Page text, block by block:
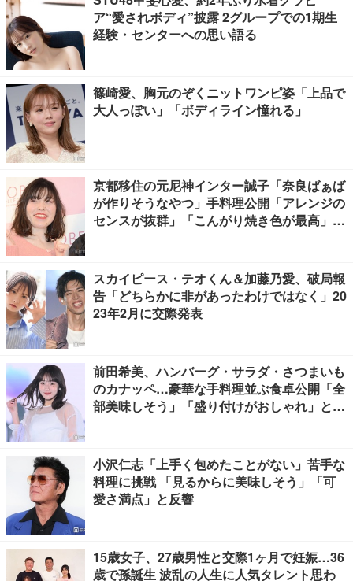
ア“愛されボディ”披露 2グループでの1期生
経験・センターへの思い語る
篠崎愛、胸元のぞくニットワンピ姿「上品で
大人っぽい」「ボディライン憧れる」
京都移住の元尼神インター誠子「奈良ばぁば
が作りそうなやつ」手料理公開「アレンジの
センスが抜群」「こんがり焼き色が最高」と
スカイピース・テオくん＆加藤乃愛、破局報
告「どちらかに非があったわけではなく」20
23年2月に交際発表
前田希美、ハンバーグ・サラダ・さつまいも
のカナッペ…豪華な手料理並ぶ食卓公開「全
部美味しそう」「盛り付けがおしゃれ」と絶
小沢仁志「上手く包めたことがない」苦手な
料理に挑戦 「見るからに美味しそう」「可
愛さ満点」と反響
15歳女子、27歳男性と交際1ヶ月で妊娠…36
歳で孫誕生 波乱の人生に人気タレント思わ